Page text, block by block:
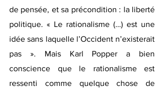
de pensée, et sa précondition : la liberté
politique. « Le rationalisme (…) est une
idée sans laquelle l’Occident n’existerait
pas ». Mais Karl Popper a bien
conscience que le rationalisme est
ressenti comme quelque chose de